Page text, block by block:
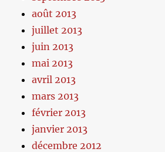
août 2013
juillet 2013
juin 2013
mai 2013
avril 2013
mars 2013
février 2013
janvier 2013
décembre 2012